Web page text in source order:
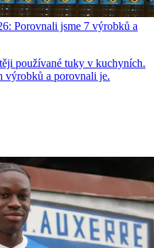
Porovnali jsme 7 výrobků a
používané tuky v kuchyních.
výrobků a porovnali je.